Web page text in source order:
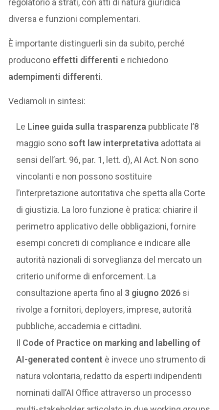
regolatorio a strati, con atti di natura giuridica
diversa e funzioni complementari.
È importante distinguerli sin da subito, perché
producono effetti differenti e richiedono
adempimenti differenti.
Vediamoli in sintesi:
Le Linee guida sulla trasparenza pubblicate l’8
maggio sonosoft law interpretativa adottata ai
sensi dell’art. 96, par. 1, lett. d), AI Act. Non sono
vincolanti e non possono sostituire
l’interpretazione autoritativa che spetta alla Corte
di giustizia. La loro funzione è pratica: chiarire il
perimetro applicativo delle obbligazioni, fornire
esempi concreti di compliance e indicare alle
autorità nazionali di sorveglianza del mercato un
criterio uniforme di enforcement. La
consultazione aperta fino al 3 giugno 2026 si
rivolge a fornitori, deployers, imprese, autorità
pubbliche, accademia e cittadini.
Il Code of Practice on marking and labelling of
AI-generated content è invece uno strumento di
natura volontaria, redatto da esperti indipendenti
nominati dall’AI Office attraverso un processo